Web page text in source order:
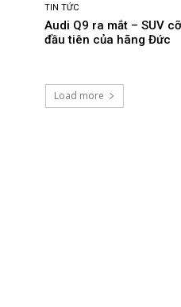
TIN TỨC
Audi Q9 ra mắt – SUV
đầu tiên của hãng Đức
Load more